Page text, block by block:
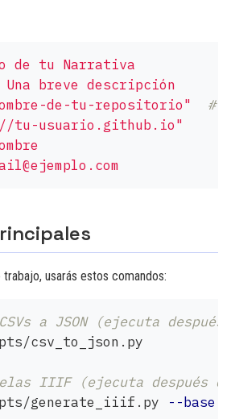
de tu Narrativa
Una breve descripción
de-tu-repositorio"
#
tu-usuario.github.io"
usarás estos comandos:
a JSON (ejecuta
csv_to_json.py
IIIF (ejecuta después
generate_iiif.py
--base-